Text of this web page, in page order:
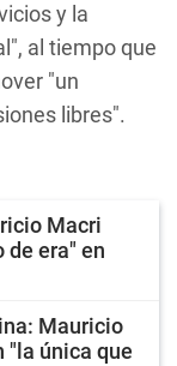
y la
al tiempo que
"un
libres".
Macri
era" en
Mauricio
"la única que